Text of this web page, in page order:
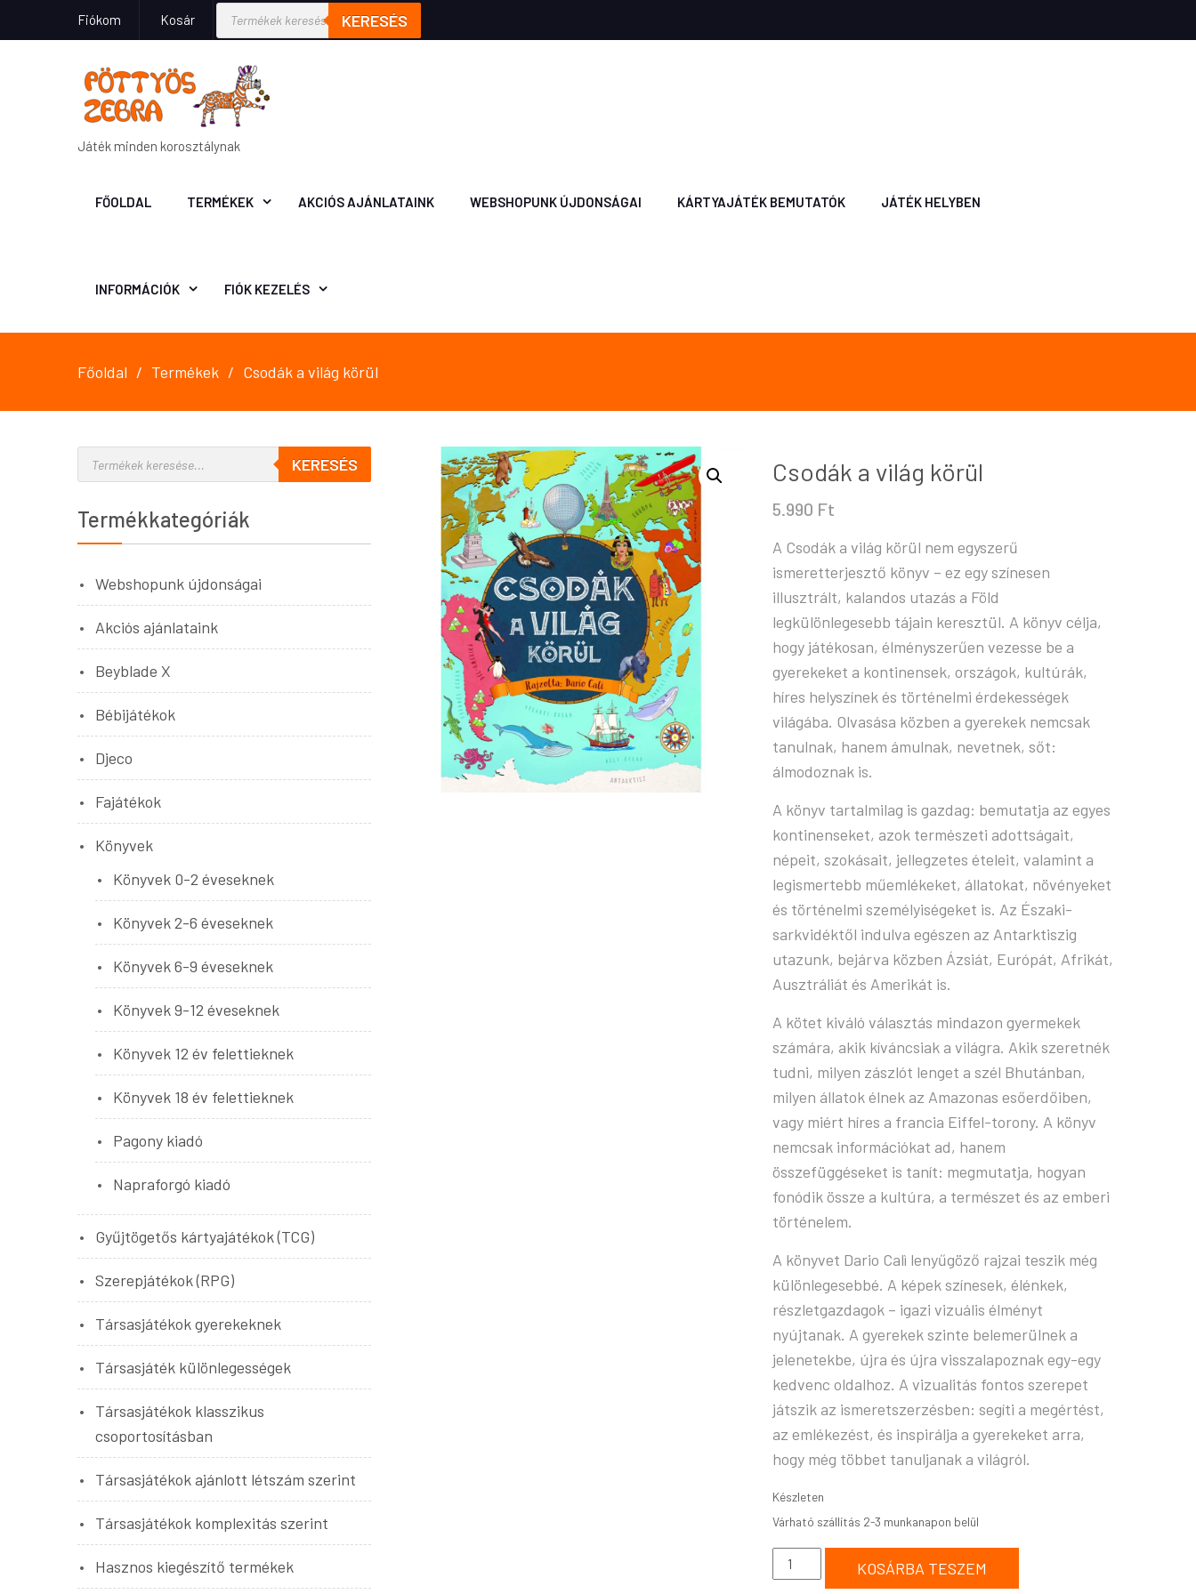
Fiókom Kosár KERESÉS
Játék minden korosztálynak
FŐOLDAL TERMÉKEK AKCIÓS AJÁNLATAINK WEBSHOPUNK ÚJDONSÁGAI KÁRTYAJÁTÉK BEMUTATÓK JÁTÉK HELYBEN
INFORMÁCIÓK FIÓK KEZELÉS
Főoldal Termékek Csodák a világ körül
Csodák a világ körül
5.990 Ft
A Csodák a világ körül nem egyszerű
ismeretterjesztő könyv – ez egy színesen
illusztrált, kalandos utazás a Föld
legkülönlegesebb tájain keresztül. A könyv célja,
hogy játékosan, élményszerűen vezesse be a
gyerekeket a kontinensek, országok, kultúrák,
híres helyszínek és történelmi érdekességek
világába. Olvasása közben a gyerekek nemcsak
tanulnak, hanem ámulnak, nevetnek, sőt:
álmodoznak is.
A könyv tartalmilag is gazdag: bemutatja az egyes
kontinenseket, azok természeti adottságait,
népeit, szokásait, jellegzetes ételeit, valamint a
legismertebb műemlékeket, állatokat, növényeket
és történelmi személyiségeket is. Az Északi-
sarkvidéktől indulva egészen az Antarktiszig
utazunk, bejárva közben Ázsiát, Európát, Afrikát,
Ausztráliát és Amerikát is.
A kötet kiváló választás mindazon gyermekek
számára, akik kíváncsiak a világra. Akik szeretnék
tudni, milyen zászlót lenget a szél Bhutánban,
milyen állatok élnek az Amazonas esőerdőiben,
vagy miért híres a francia Eiffel-torony. A könyv
nemcsak információkat ad, hanem
összefüggéseket is tanít: megmutatja, hogyan
fonódik össze a kultúra, a természet és az emberi
történelem.
A könyvet Dario Calì lenyűgöző rajzai teszik még
különlegesebbé. A képek színesek, élénkek,
részletgazdagok – igazi vizuális élményt
nyújtanak. A gyerekek szinte belemerülnek a
jelenetekbe, újra és újra visszalapoznak egy-egy
kedvenc oldalhoz. A vizualitás fontos szerepet
játszik az ismeretszerzésben: segíti a megértést,
az emlékezést, és inspirálja a gyerekeket arra,
hogy még többet tanuljanak a világról.
Készleten
KOSÁRBA TESZEM
KERESÉS
Termékkategóriák
Webshopunk újdonságai
Akciós ajánlataink
Beyblade X
Bébijátékok
Djeco
Fajátékok
Könyvek
Könyvek 0-2 éveseknek
Könyvek 2-6 éveseknek
Könyvek 6-9 éveseknek
Könyvek 9-12 éveseknek
Könyvek 12 év felettieknek
Könyvek 18 év felettieknek
Pagony kiadó
Napraforgó kiadó
Gyűjtögetős kártyajátékok (TCG)
Szerepjátékok (RPG)
Társasjátékok gyerekeknek
Társasjáték különlegességek
Társasjátékok klasszikus
csoportosításban
Társasjátékok ajánlott létszám szerint
Társasjátékok komplexitás szerint
Hasznos kiegészítő termékek